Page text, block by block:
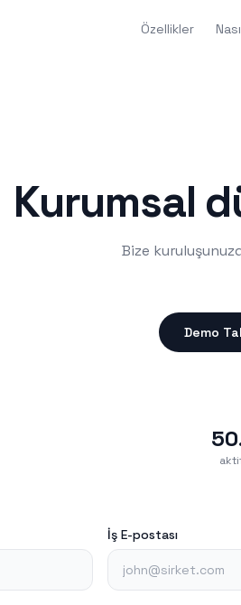
Özellikler
Kurumsal
Bize
Demo
İş E-postası